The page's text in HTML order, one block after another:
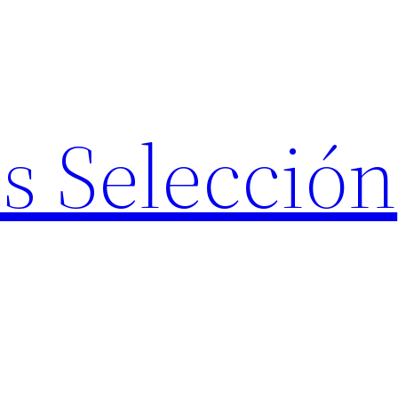
Selección